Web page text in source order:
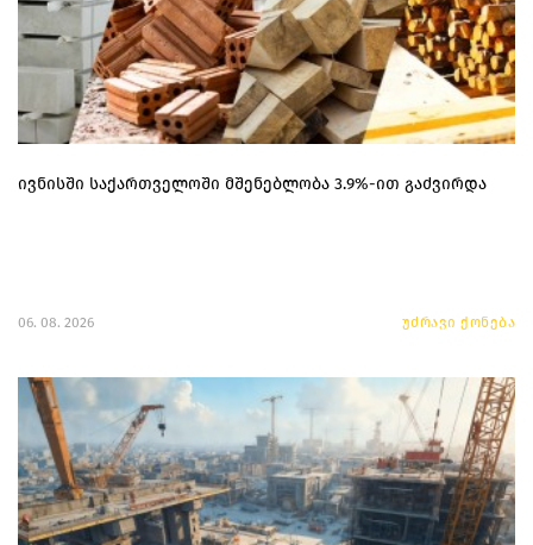
ივნისში საქართველოში მშენებლობა 3.9%-ით გაძვირდა
06. 08. 2026 უძრავი ქონება